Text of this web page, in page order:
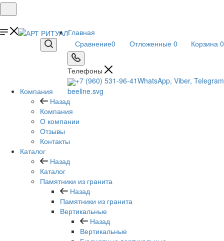
Сравнение0 Отложенные 0 Корзина 0
Телефоны
+7 (960) 531-96-41WhatsApp, Viber, Telegram
Главная
Компания
Назад
Компания
О компании
Отзывы
Контакты
Каталог
Назад
Каталог
Памятники из гранита
Назад
Памятники из гранита
Вертикальные
Назад
Вертикальные